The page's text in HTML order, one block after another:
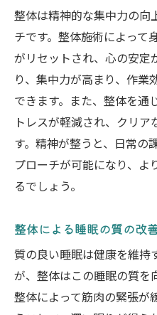
整体は精神的な集中力の向
チです。整体施術によって
がリセットされ、心の安定
り、集中力が高まり、作
できます。また、整体を通
トレスが軽減され、クリ
す。精神が整うと、日常の
プローチが可能になり、よ
るでしょう。
整体による睡眠の質の改
質の良い睡眠は健康を維持
が、整体はこの睡眠の質を
整体によって筋肉の緊張が